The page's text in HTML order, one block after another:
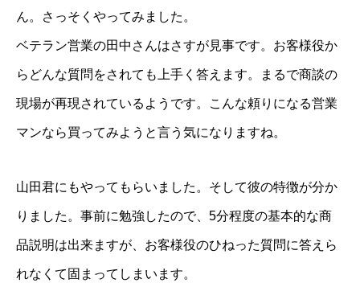
ん。さっそくやってみました。
ベテラン営業の田中さんはさすが見事です。お客様役か
らどんな質問をされても上手く答えます。まるで商談の
現場が再現されているようです。こんな頼りになる営業
マンなら買ってみようと言う気になりますね。
山田君にもやってもらいました。そして彼の特徴が分か
りました。事前に勉強したので、5分程度の基本的な商
品説明は出来ますが、お客様役のひねった質問に答えら
れなくて固まってしまいます。